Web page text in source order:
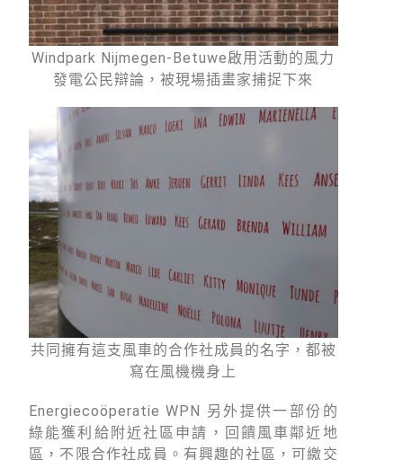
Windpark Nijmegen-Betuwe啟用活動的風力
發電公民辯論，被現場插畫家捕捉下來
共同擁有這支風車的合作社成員的名字，都被
寫在風機機身上
Energiecoöperatie WPN 另外提供一部份的
綠能獲利給附近社區申請，回饋風車鄰近地
區，不限合作社成員。有興趣的社區，可繳交